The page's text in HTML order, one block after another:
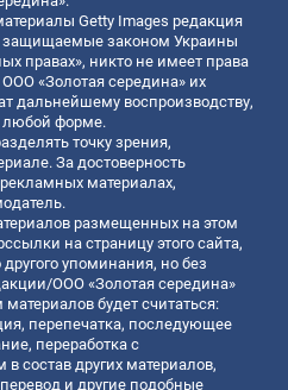
Getty Images редакция
защищаемые законом Украины
правах», никто не имеет права
«Золотая середина» их
дальнейшему воспроизводству,
любой форме.
точку зрения,
За достоверность
материалах,
размещенных на этом
на страницу этого сайта,
упоминания, но без
ООО «Золотая середина»
будет считаться:
перепечатка, последующее
переработка с
состав других материалов,
и другие подобные